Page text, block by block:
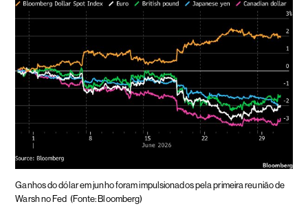
Ganhos do dólar em junho foram impulsionados pela primeira reunião de
Warsh no Fed (Fonte: Bloomberg)